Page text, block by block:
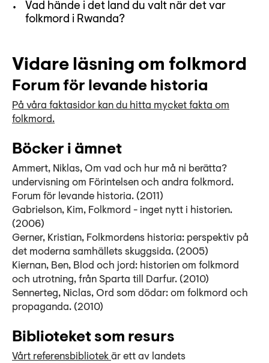
Vad hände i det land du valt när det var
folkmord i Rwanda?
Vidare läsning om folkmord
Forum för levande historia
På våra faktasidor kan du hitta mycket fakta om
folkmord.
Böcker i ämnet
Ammert, Niklas, Om vad och hur må ni berätta?
undervisning om Förintelsen och andra folkmord.
Forum för levande historia. (2011)
Gabrielson, Kim, Folkmord - inget nytt i historien.
(2006)
Gerner, Kristian, Folkmordens historia: perspektiv på
det moderna samhällets skuggsida. (2005)
Kiernan, Ben, Blod och jord: historien om folkmord
och utrotning, från Sparta till Darfur. (2010)
Sennerteg, Niclas, Ord som dödar: om folkmord och
propaganda. (2010)
Biblioteket som resurs
Vårt referensbibliotek är ett av landets